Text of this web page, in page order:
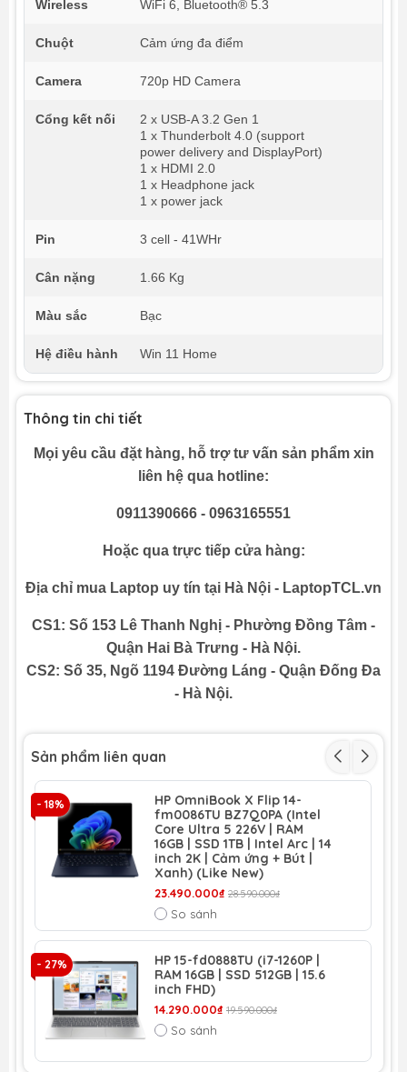
Wireless WiFi 6, Bluetooth® 5.3
Chuột Cảm ứng đa điểm
Camera 720p HD Camera
Cổng kết nối
2 x USB-A 3.2 Gen 1
1 x Thunderbolt 4.0 (support
power delivery and DisplayPort)
1 x HDMI 2.0
1 x Headphone jack
1 x power jack
Pin 3 cell - 41WHr
Cân nặng 1.66 Kg
Màu sắc Bạc
Hệ điều hành Win 11 Home
Thông tin chi tiết
Mọi yêu cầu đặt hàng, hỗ trợ tư vấn sản phẩm xin
liên hệ qua hotline:
0911390666 - 0963165551
Hoặc qua trực tiếp cửa hàng:
Địa chỉ mua Laptop uy tín tại Hà Nội - LaptopTCL.vn
CS1: Số 153 Lê Thanh Nghị - Phường Đồng Tâm -
Quận Hai Bà Trưng - Hà Nội.
CS2: Số 35, Ngõ 1194 Đường Láng - Quận Đống Đa
- Hà Nội.
Sản phẩm liên quan
- 18%
HP OmniBook X Flip 14-
fm0086TU BZ7Q0PA (Intel
Core Ultra 5 226V | RAM
16GB | SSD 1TB | Intel Arc | 14
inch 2K | Cảm ứng + Bút |
Xanh) (Like New)
23.490.000₫ 28.590.000₫
So sánh
- 27%
HP 15-fd0888TU (i7-1260P |
RAM 16GB | SSD 512GB | 15.6
inch FHD)
14.290.000₫ 19.590.000₫
So sánh